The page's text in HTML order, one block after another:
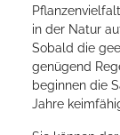
in der Natur
Sobald die
genügend
beginnen die
Jahre